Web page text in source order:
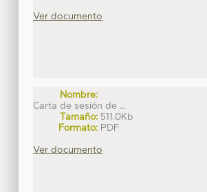
Ver documento
Nombre:
Carta de sesión de ...
Tamaño: 511.0Kb
Formato: PDF
Ver documento